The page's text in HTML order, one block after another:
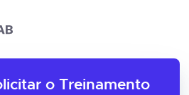
o Treinamento